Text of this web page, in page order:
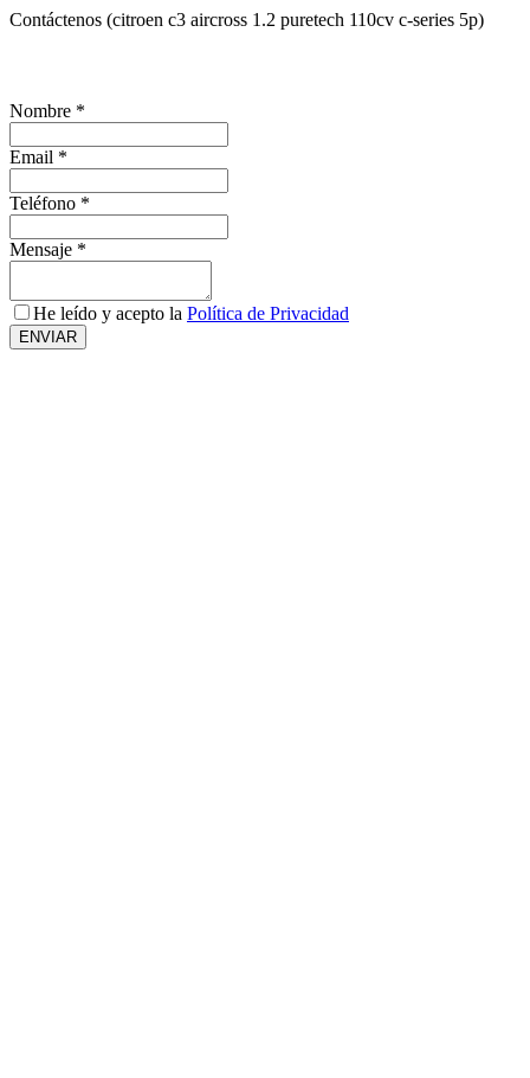
Contáctenos (citroen c3 aircross 1.2 puretech 110cv c-series 5p)
Nombre *
Email *
Teléfono *
Mensaje *
He leído y acepto la Política de Privacidad
ENVIAR